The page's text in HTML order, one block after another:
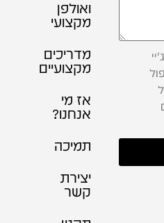
ואולפן
מקצועי
מדריכים
מקצועיים
אז מי
אנחנו?
תמיכה
יצירת
קשר